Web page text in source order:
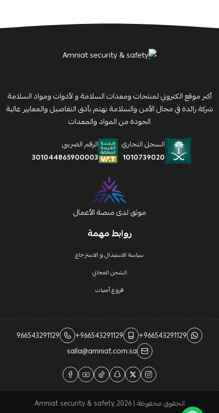
روابط مهمة
سياسة الاستبدال و الاسترجاع
الشحن المجاني
فروع أمنيات
أكبر موقع الكتروني لمنتجات ومعدات السلامة و لأدوات ومواد السلامة
شركة رائدة في مجال الأمن والسلامة نهتم بأدق التفاصيل والمعايير عالية
الجودة من المواد والمعدات
السجل التجاري
1010739020
الرقم الضريبي
301044865900003
موثق لدى منصة الأعمال
+966543291129
+966543291129
966543291129
salla@amniat.com.sa
الحقوق محفوظة | 2026 ِAmniat security & safety